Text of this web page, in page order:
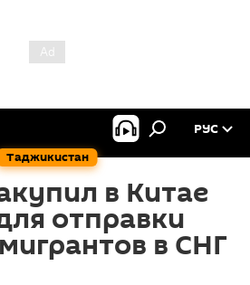
Таджикистан
РУС
в Китае
отправки
в СНГ